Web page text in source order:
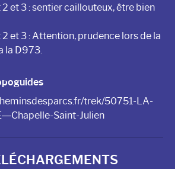
et 3 : sentier caillouteux, être bien
et 3 : Attention, prudence lors de la
la D973.
trek/50751-LA-
Saint-Julien